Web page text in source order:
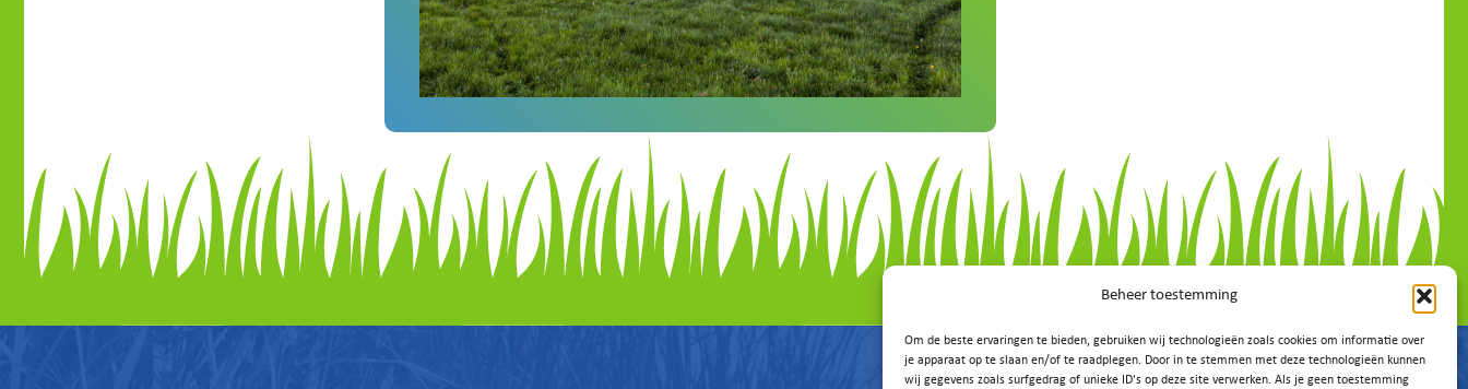
Beheer toestemming
Om de beste ervaringen te bieden, gebruiken wij technologieën zoals cookies om informatie over
je apparaat op te slaan en/of te raadplegen. Door in te stemmen met deze technologieën kunnen
wij gegevens zoals surfgedrag of unieke ID's op deze site verwerken. Als je geen toestemming